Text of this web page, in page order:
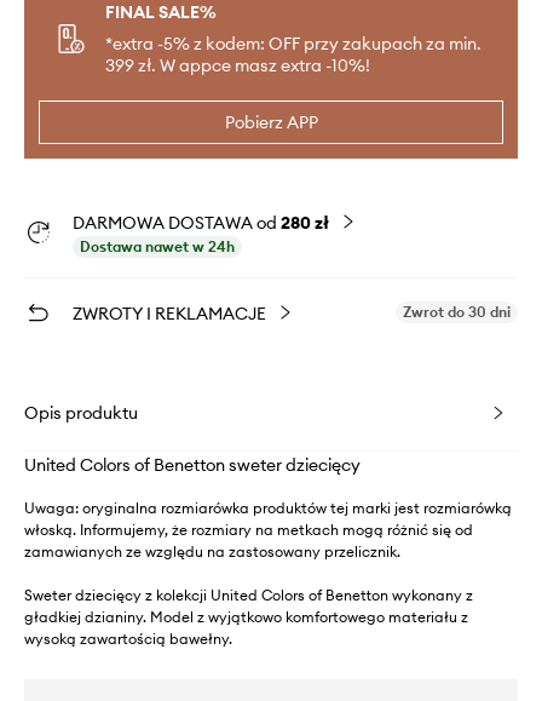
FINAL SALE%
*extra -5% z kodem: OFF przy zakupach za min.
399 zł. W appce masz extra -10%!
Pobierz APP
DARMOWA DOSTAWA od 280 zł
Dostawa nawet w 24h
ZWROTY I REKLAMACJE Zwrot do 30 dni
Opis produktu
United Colors of Benetton sweter dziecięcy
Uwaga: oryginalna rozmiarówka produktów tej marki jest rozmiarówką
włoską. Informujemy, że rozmiary na metkach mogą różnić się od
zamawianych ze względu na zastosowany przelicznik.
Sweter dziecięcy z kolekcji United Colors of Benetton wykonany z
gładkiej dzianiny. Model z wyjątkowo komfortowego materiału z
wysoką zawartością bawełny.